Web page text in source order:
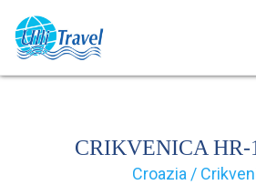
CRIKVENICA HR-
Croazia /